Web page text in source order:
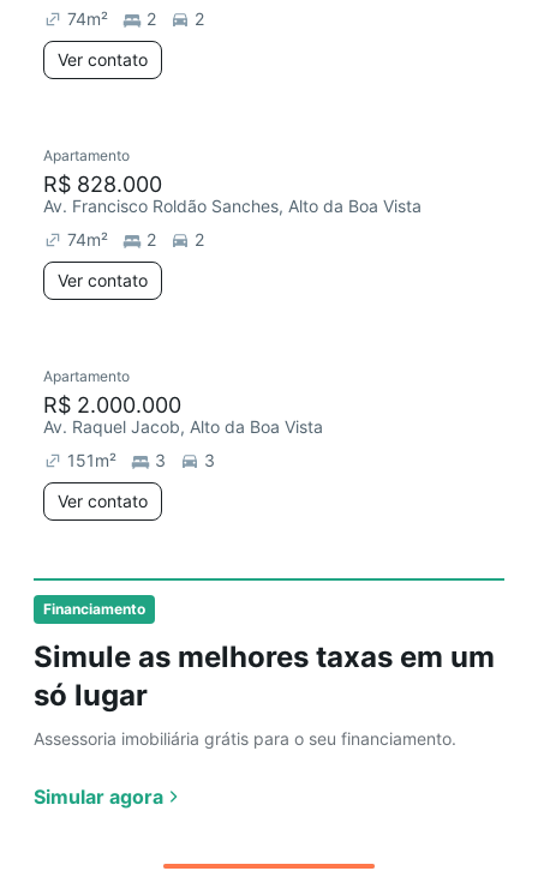
Financiamento
Simule as melhores taxas em um
só lugar
Assessoria imobiliária grátis para o seu financiamento.
Simular agora
74m² 2
2
Ver contato
Chegou este mês
Apartamento
R$ 828.000
Av. Francisco Roldão Sanches, Alto da Boa Vista
74m² 2
2
Ver contato
Chegou há 5 dias
Apartamento
R$ 2.000.000
Av. Raquel Jacob, Alto da Boa Vista
151m² 3
3
Ver contato